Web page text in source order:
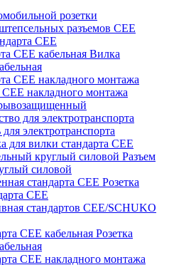
розетки
разъемов CEE
CEE
Вилка
накладного монтажа
для электротранспорта
электротранспорта
для вилки стандарта CEE
Разъем
силовой
Розетка
CEE
стандартов CEE/SCHUKO
Розетка